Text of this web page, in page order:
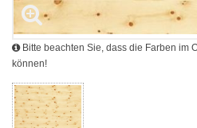
Bitte beachten Sie, dass die Farben im
können!